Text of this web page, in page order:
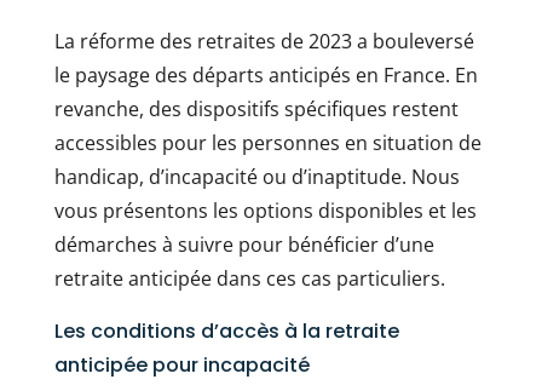
La réforme des retraites de 2023 a bouleversé
le paysage des départs anticipés en France. En
revanche, des dispositifs spécifiques restent
accessibles pour les personnes en situation de
handicap, d’incapacité ou d’inaptitude. Nous
vous présentons les options disponibles et les
démarches à suivre pour bénéficier d’une
retraite anticipée dans ces cas particuliers.
Les conditions d’accès à la retraite
anticipée pour incapacité